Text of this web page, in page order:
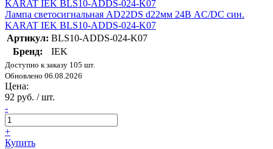
Лампа светосигнальная AD22DS d22мм 24В AC/DC син.
KARAT IEK BLS10-ADDS-024-K07
Артикул: BLS10-ADDS-024-K07
Бренд:
IEK
Доступно к заказу 105 шт.
Обновлено 06.08.2026
Цена:
92 руб. / шт.
-
+
Купить